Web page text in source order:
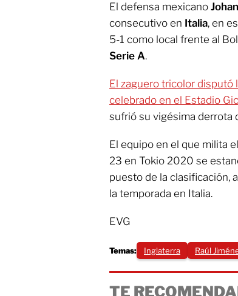
El defensa mexicano
consecutivo en Italia, en
5-1 como local frente al
Serie A.
El zaguero tricolor
celebrado en el Estadio
sufrió su vigésima derrota
El equipo en el que milita
23 en Tokio 2020 se
puesto de la clasificación,
la temporada en Italia.
EVG
Temas: Inglaterra Raúl
TE